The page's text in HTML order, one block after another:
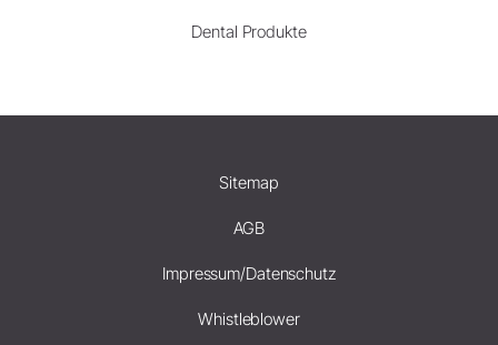
Dental Produkte
Sitemap
AGB
Impressum/Datenschutz
Whistleblower